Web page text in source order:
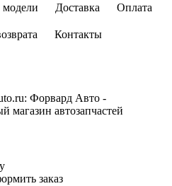
модели Доставка Оплата
Контакты
Форвард Авто -
магазин автозапчастей
заказ